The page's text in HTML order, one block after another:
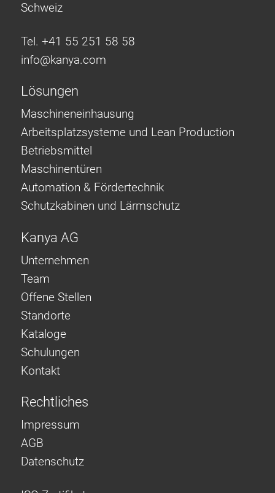
Schweiz
Tel. +41 55 251 58 58
info@kanya.com
Lösungen
Maschineneinhausung
Arbeitsplatzsysteme und Lean Production
Betriebsmittel
Maschinentüren
Automation & Fördertechnik
Schutzkabinen und Lärmschutz
Kanya AG
Unternehmen
Team
Offene Stellen
Standorte
Kataloge
Schulungen
Kontakt
Rechtliches
Impressum
AGB
Datenschutz